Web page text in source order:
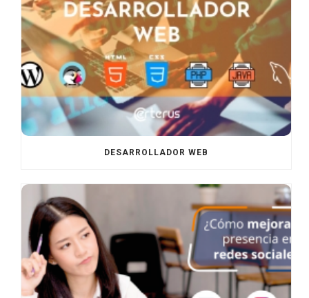
DESARROLLADOR WEB